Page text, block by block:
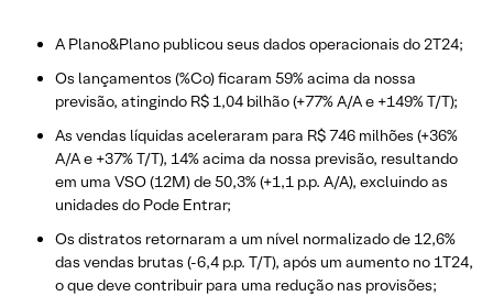
A Plano&Plano publicou seus dados operacionais do 2T24;
Os lançamentos (%Co) ficaram 59% acima da nossa
previsão, atingindo R$ 1,04 bilhão (+77% A/A e +149% T/T);
As vendas líquidas aceleraram para R$ 746 milhões (+36%
A/A e +37% T/T), 14% acima da nossa previsão, resultando
em uma VSO (12M) de 50,3% (+1,1 p.p. A/A), excluindo as
unidades do Pode Entrar;
Os distratos retornaram a um nível normalizado de 12,6%
das vendas brutas (-6,4 p.p. T/T), após um aumento no 1T24,
o que deve contribuir para uma redução nas provisões;